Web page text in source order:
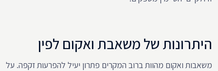
היתרונות של משאבת ואקום לפין
משאבות ואקום מהוות ברוב המקרים פתרון יעיל להפרעות זקפה. על